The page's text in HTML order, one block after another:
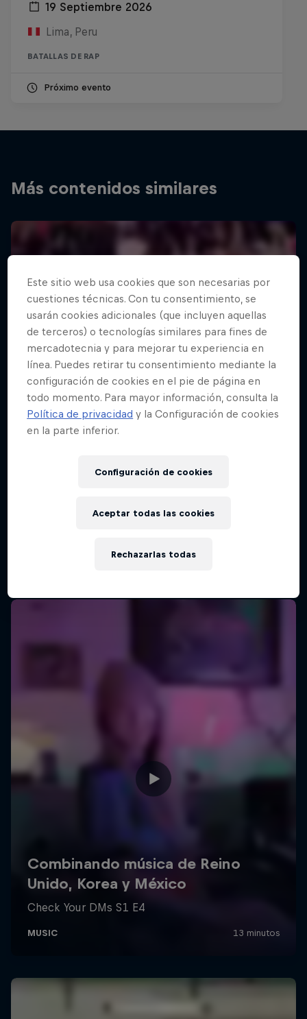
19 Septiembre 2026
Lima, Peru
BATALLAS DE RAP
Próximo evento
Más contenidos similares
Este sitio web usa cookies que son necesarias por
cuestiones técnicas. Con tu consentimiento, se
usarán cookies adicionales (que incluyen aquellas
de terceros) o tecnologías similares para fines de
mercadotecnia y para mejorar tu experiencia en
línea. Puedes retirar tu consentimiento mediante la
configuración de cookies en el pie de página en
todo momento. Para mayor información, consulta la
Política de privacidad y la Configuración de cookies
en la parte inferior.
Configuración de cookies
Rechazarlas todas
Aceptar todas las cookies